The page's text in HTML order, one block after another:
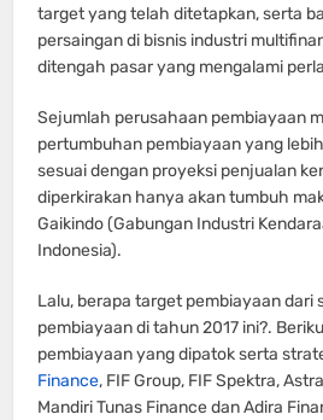
target yang telah ditetapkan, serta
persaingan di bisnis industri
ditengah pasar yang mengalami
Sejumlah perusahaan pembiayaan
pertumbuhan pembiayaan yang
sesuai dengan proyeksi penjualan
diperkirakan hanya akan tumbuh
Gaikindo (Gabungan Industri
Indonesia).
Lalu, berapa target pembiayaan dari
pembiayaan di tahun 2017 ini?.
pembiayaan yang dipatok serta
Finance, FIF Group, FIF Spektra,
Mandiri Tunas Finance dan Adira